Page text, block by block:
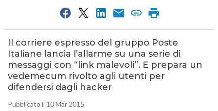
Il corriere espresso del gruppo Poste
Italiane lancia l’allarme su una serie di
messaggi con “link malevoli”. E prepara un
vedemecum rivolto agli utenti per
difendersi dagli hacker
Pubblicato il 10 Mar 2015